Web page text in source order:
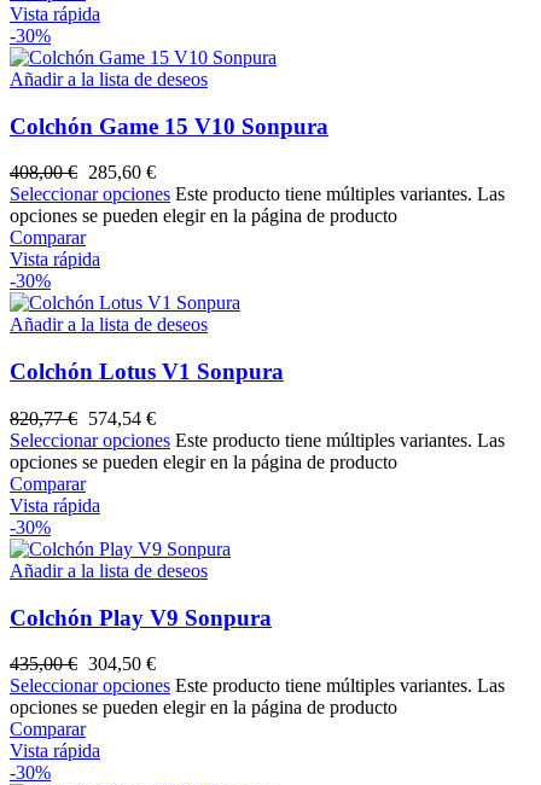
Vista rápida
-30%
Añadir a la lista de deseos
Colchón Game 15 V10 Sonpura
408,00€ 285,60 €
Seleccionar opciones Este producto tiene múltiples variantes. Las
opciones se pueden elegir en la página de producto
Comparar
Vista rápida
-30%
Añadir a la lista de deseos
Colchón Lotus V1 Sonpura
820,77€ 574,54 €
Seleccionar opciones Este producto tiene múltiples variantes. Las
opciones se pueden elegir en la página de producto
Comparar
Vista rápida
-30%
Añadir a la lista de deseos
Colchón Play V9 Sonpura
435,00€ 304,50 €
Seleccionar opciones Este producto tiene múltiples variantes. Las
opciones se pueden elegir en la página de producto
Comparar
Vista rápida
-30%